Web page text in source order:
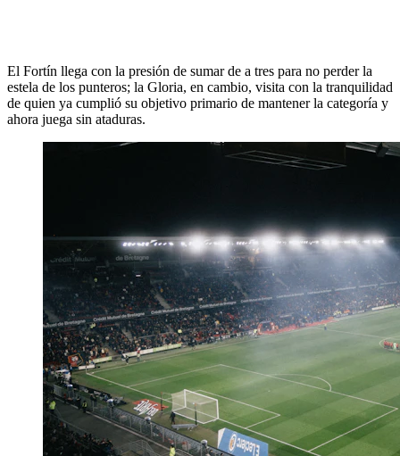
El Fortín llega con la presión de sumar de a tres para no perder la
estela de los punteros; la Gloria, en cambio, visita con la tranquilidad
de quien ya cumplió su objetivo primario de mantener la categoría y
ahora juega sin ataduras.